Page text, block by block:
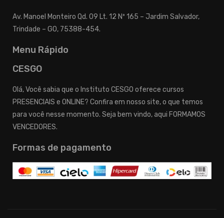
Av. Manoel Monteiro Qd. 09 Lt. 12 Nº 165 – Jardim Salvador,
Trindade – GO, 75388-454.
Menu Rápido
CESGO
Olá, Você sabia que o Instituto CESGO oferece cursos
PRESENCIAIS e ONLINE? Confira em nosso site, o que temos
para você nesse momento. Seja bem vindo, aqui FORMAMOS
VENCEDORES.
Formas de pagamento